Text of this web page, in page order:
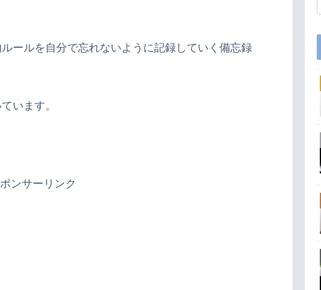
ールを自分で忘れないように記録していく備忘録
います。
ンサーリンク